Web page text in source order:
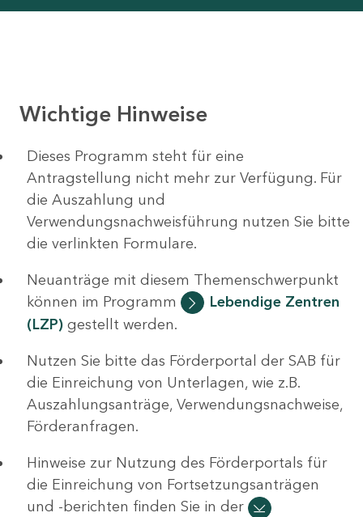
Wichtige Hinweise
Dieses Programm steht für eine
Antragstellung nicht mehr zur Verfügung. Für
die Auszahlung und
Verwendungsnachweisführung nutzen Sie bitte
die verlinkten Formulare.
Neuanträge mit diesem Themenschwerpunkt
können im Programm
Lebendige Zentren
(LZP) gestellt werden.
Nutzen Sie bitte das Förderportal der SAB für
die Einreichung von Unterlagen, wie z.B.
Auszahlungsanträge, Verwendungsnachweise,
Förderanfragen.
Hinweise zur Nutzung des Förderportals für
die Einreichung von Fortsetzungsanträgen
und -berichten finden Sie in der